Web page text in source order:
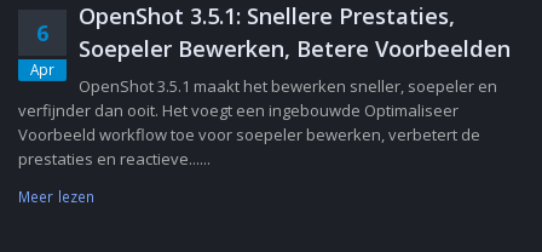
6
Apr
OpenShot 3.5.1: Snellere Prestaties,
Soepeler Bewerken, Betere Voorbeelden
OpenShot 3.5.1 maakt het bewerken sneller, soepeler en
verfijnder dan ooit. Het voegt een ingebouwde Optimaliseer
Voorbeeld workflow toe voor soepeler bewerken, verbetert de
prestaties en reactieve......
Meer lezen